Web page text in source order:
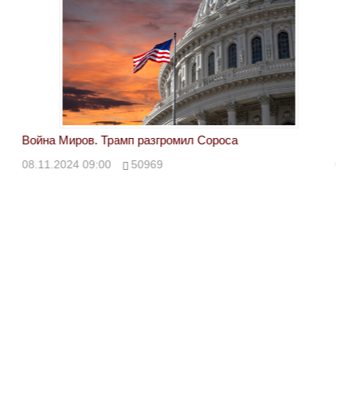
Война Миров. Трамп разгромил Сороса
08.11.2024 09:00 50969